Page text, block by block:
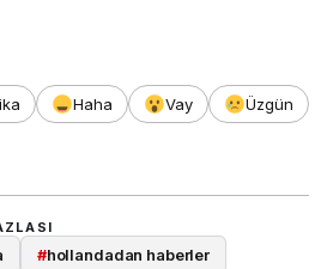
Haha Vay
Üzgün
#hollandadan haberler